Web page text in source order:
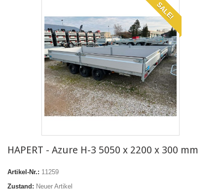
SALE!
HAPERT - Azure H-3 5050 x 2200 x 300 mm
Artikel-Nr.: 11259
Zustand: Neuer Artikel